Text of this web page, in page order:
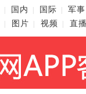
国内 国际
军事
图片 视频 直